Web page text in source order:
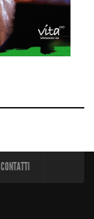
CONTATTI